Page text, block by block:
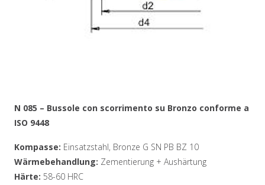
N 085 – Bussole con scorrimento su Bronzo conforme a
ISO 9448
Kompasse: Einsatzstahl, Bronze G SN PB BZ 10
Wärmebehandlung: Zementierung + Aushärtung
Härte: 58-60 HRC